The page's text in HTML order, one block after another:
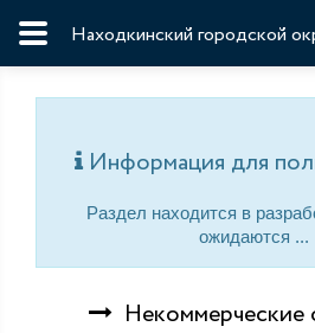
Находкинский городской
Информация для
Раздел находится в
ожидаются ...
Некоммерческие